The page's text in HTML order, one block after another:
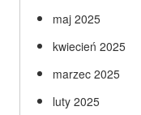
maj 2025
kwiecień 2025
marzec 2025
luty 2025